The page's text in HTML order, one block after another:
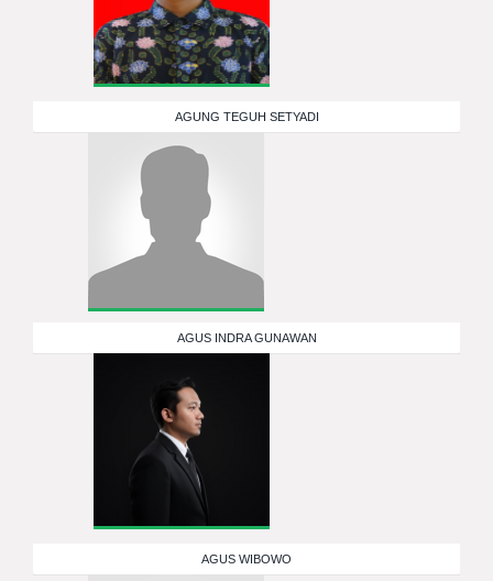
AGUNG TEGUH SETYADI
AGUS INDRA GUNAWAN
AGUS WIBOWO